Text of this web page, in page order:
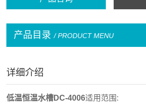
产品目录 / PRODUCT MENU
详细介绍
低温恒温水槽DC-4006适用范围: